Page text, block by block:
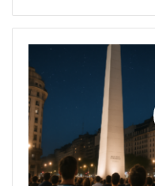
lo cotidiano y
con el público.
Dónde : Muy
: Sábados
Entradas: $15.000
Teatralo en boletería
Duración: 60